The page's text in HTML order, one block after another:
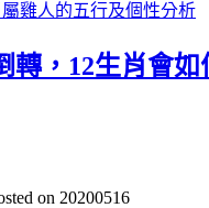
雞人的五行及個性分析
轉，12生肖會如
on 20200516